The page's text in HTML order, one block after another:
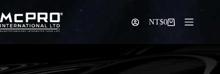
NT$0